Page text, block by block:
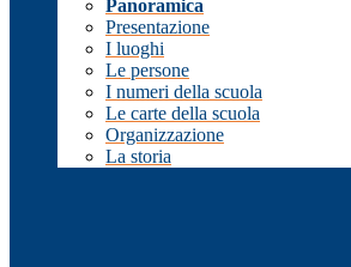
Panoramica
Presentazione
I luoghi
Le persone
I numeri della scuola
Le carte della scuola
Organizzazione
La storia